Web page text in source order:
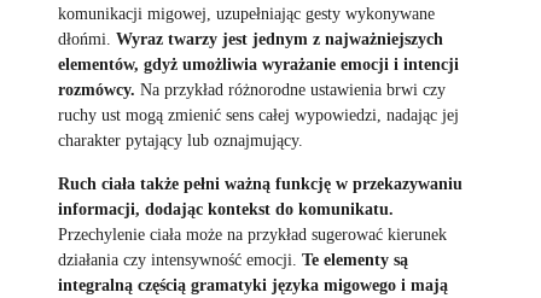
komunikacji migowej, uzupełniając gesty wykonywane
dłońmi. Wyraz twarzy jest jednym z najważniejszych
elementów, gdyż umożliwia wyrażanie emocji i intencji
rozmówcy. Na przykład różnorodne ustawienia brwi czy
ruchy ust mogą zmienić sens całej wypowiedzi, nadając jej
charakter pytający lub oznajmujący.
Ruch ciała także pełni ważną funkcję w przekazywaniu
informacji, dodając kontekst do komunikatu.
Przechylenie ciała może na przykład sugerować kierunek
działania czy intensywność emocji. Te elementy są
integralną częścią gramatyki języka migowego i mają